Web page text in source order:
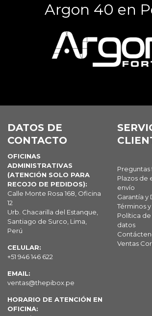
Argon 40 en
DATOS DE
CONTACTO
OFICINAS
ADMINISTRATIVAS
(ATENCIÓN SOLO PARA
RECOJO DE PEDIDOS):
Calle Monte Rosa 168, Oficina
12
Urb. Chacarilla del Estanque,
Santiago de Surco, Lima,
Perú
CELULAR:
+51 946 146 622
EMAIL:
ventas@thepibox.pe
HORARIO DE ATENCIÓN EN
OFICINA:
Plazos de
envío
Garantía y
Términos
Política
datos
Ventas